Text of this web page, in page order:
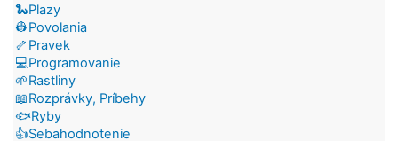
🐍Plazy
👷Povolania
🦴Pravek
💻Programovanie
🌱Rastliny
📖Rozprávky, Príbehy
🐟Ryby
👍Sebahodnotenie